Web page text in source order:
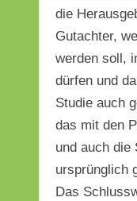
die
Gutachter,
werden soll,
dürfen und
Studie auch
das mit den
und auch die
ursprünglich
Das